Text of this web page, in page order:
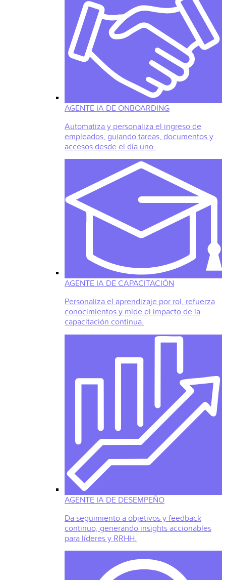
AGENTE IA DE ONBOARDING
Automatiza y personaliza el ingreso de
empleados, guiando tareas, documentos y
accesos desde el día uno.
AGENTE IA DE CAPACITACIÓN
Personaliza el aprendizaje por rol, refuerza
conocimientos y mide el impacto de la
capacitación continua.
AGENTE IA DE DESEMPEÑO
Da seguimiento a objetivos y feedback
continuo, generando insights accionables
para líderes y RRHH.